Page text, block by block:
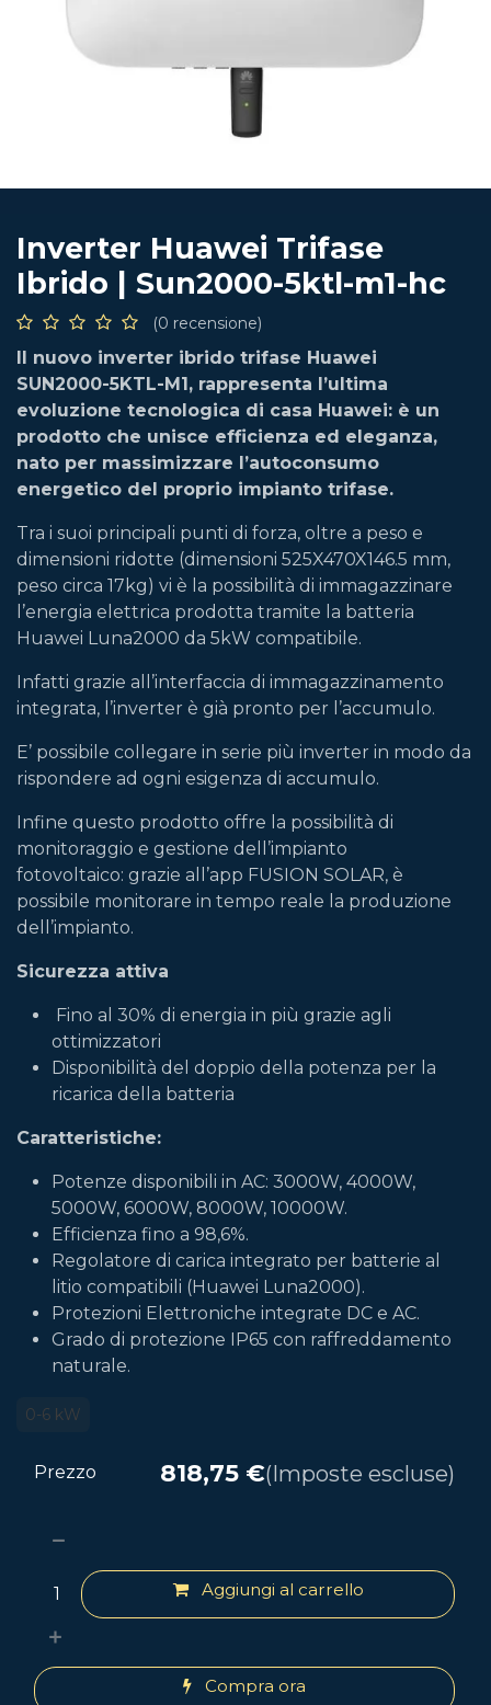
Inverter Huawei Trifase
Ibrido | Sun2000-5ktl-m1-hc
(0 recensione)
Il nuovo inverter ibrido trifase Huawei
SUN2000-5KTL-M1, rappresenta l’ultima
evoluzione tecnologica di casa Huawei: è un
prodotto che unisce efficienza ed eleganza,
nato per massimizzare l’autoconsumo
energetico del proprio impianto trifase.
Tra i suoi principali punti di forza, oltre a peso e
dimensioni ridotte (dimensioni 525X470X146.5 mm,
peso circa 17kg) vi è la possibilità di immagazzinare
l’energia elettrica prodotta tramite la batteria
Huawei Luna2000 da 5kW compatibile.
Infatti grazie all’interfaccia di immagazzinamento
integrata, l’inverter è già pronto per l’accumulo.
E’ possibile collegare in serie più inverter in modo da
rispondere ad ogni esigenza di accumulo.
Infine questo prodotto offre la possibilità di
monitoraggio e gestione dell’impianto
fotovoltaico: grazie all’app FUSION SOLAR, è
possibile monitorare in tempo reale la produzione
dell’impianto.
Sicurezza attiva
Fino al 30% di energia in più grazie agli
ottimizzatori
Disponibilità del doppio della potenza per la
ricarica della batteria
Caratteristiche:
Potenze disponibili in AC: 3000W, 4000W,
5000W, 6000W, 8000W, 10000W.
Efficienza fino a 98,6%.
Regolatore di carica integrato per batterie al
litio compatibili (Huawei Luna2000).
Protezioni Elettroniche integrate DC e AC.
Grado di protezione IP65 con raffreddamento
naturale.
0-6 kW
Aggiungi al carrello
Compra ora
Prezzo 818,75 €(Imposte escluse)